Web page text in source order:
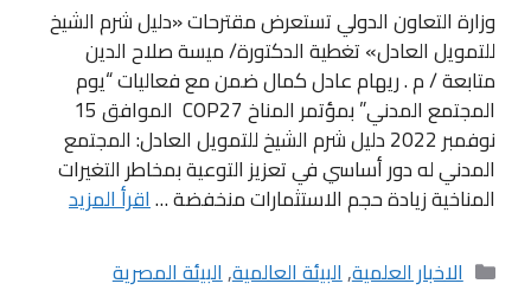
وزارة التعاون الدولي تستعرض مقترحات «دليل شرم الشيخ
للتمويل العادل» تغطية الدكتورة/ ميسة صلاح الدين
متابعة / م . ريهام عادل كمال ضمن مع فعاليات “يوم
المجتمع المدني” بمؤتمر المناخ COP27 الموافق 15
نوفمبر 2022 دليل شرم الشيخ للتمويل العادل: المجتمع
المدني له دور أساسي في تعزيز التوعية بمخاطر التغيرات
المناخية زيادة حجم الاستثمارات منخفضة …اقرأ المزيد
التصنيفات
الاخبار العلمية,البيئة العالمية,البيئة المصرية